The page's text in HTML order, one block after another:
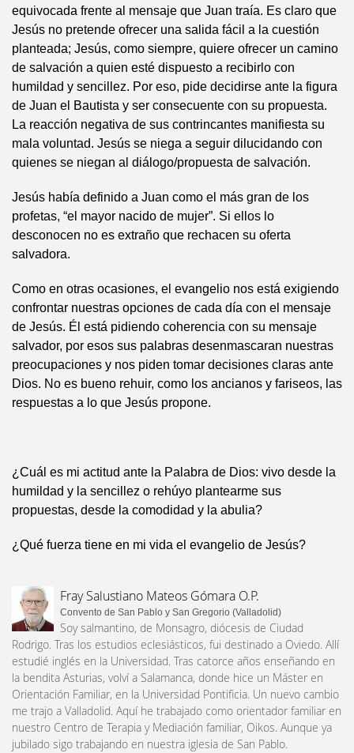
equivocada frente al mensaje que Juan traía. Es claro que
Jesús no pretende ofrecer una salida fácil a la cuestión
planteada; Jesús, como siempre, quiere ofrecer un camino
de salvación a quien esté dispuesto a recibirlo con
humildad y sencillez. Por eso, pide decidirse ante la figura
de Juan el Bautista y ser consecuente con su propuesta.
La reacción negativa de sus contrincantes manifiesta su
mala voluntad. Jesús se niega a seguir dilucidando con
quienes se niegan al diálogo/propuesta de salvación.
Jesús había definido a Juan como el más gran de los
profetas, “el mayor nacido de mujer”. Si ellos lo
desconocen no es extraño que rechacen su oferta
salvadora.
Como en otras ocasiones, el evangelio nos está exigiendo
confrontar nuestras opciones de cada día con el mensaje
de Jesús. Él está pidiendo coherencia con su mensaje
salvador, por esos sus palabras desenmascaran nuestras
preocupaciones y nos piden tomar decisiones claras ante
Dios. No es bueno rehuir, como los ancianos y fariseos, las
respuestas a lo que Jesús propone.
¿Cuál es mi actitud ante la Palabra de Dios: vivo desde la
humildad y la sencillez o rehúyo plantearme sus
propuestas, desde la comodidad y la abulia?
¿Qué fuerza tiene en mi vida el evangelio de Jesús?
Fray Salustiano Mateos Gómara O.P.
Convento de San Pablo y San Gregorio (Valladolid)
Soy salmantino, de Monsagro, diócesis de Ciudad
Rodrigo. Tras los estudios eclesiásticos, fui destinado a Oviedo. Allí
estudié inglés en la Universidad. Tras catorce años enseñando en
la bendita Asturias, volví a Salamanca, donde hice un Máster en
Orientación Familiar, en la Universidad Pontificia. Un nuevo cambio
me trajo a Valladolid. Aquí he trabajado como orientador familiar en
nuestro Centro de Terapia y Mediación familiar, Oikos. Aunque ya
jubilado sigo trabajando en nuestra iglesia de San Pablo.